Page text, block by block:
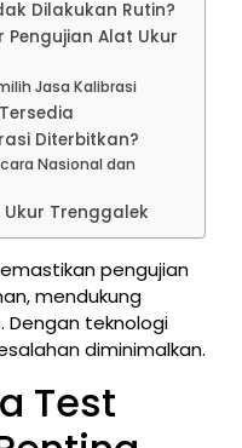
Dilakukan Rutin?
Pengujian Alat Ukur
Jasa Kalibrasi
Diterbitkan?
Nasional dan
Ukur Trenggalek
pengujian
mendukung
Dengan teknologi
diminimalkan.
Test